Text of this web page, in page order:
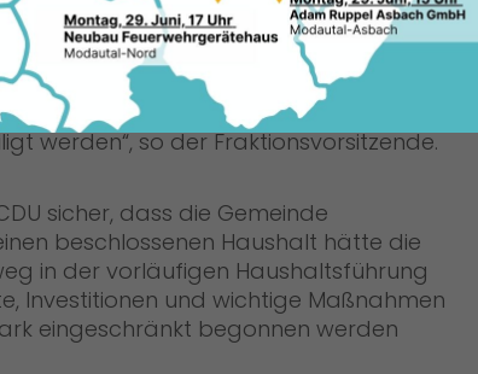
dass man mit dem Haushalt keine
„Wir stehen zu unserem Wort.
Bürgerinnen und Bürger durch
werden“, so der Fraktionsvorsitzende.
sicher, dass die Gemeinde
beschlossenen Haushalt hätte die
in der vorläufigen Haushaltsführung
Investitionen und wichtige Maßnahmen
eingeschränkt begonnen werden